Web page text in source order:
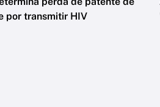
por transmitir HIV